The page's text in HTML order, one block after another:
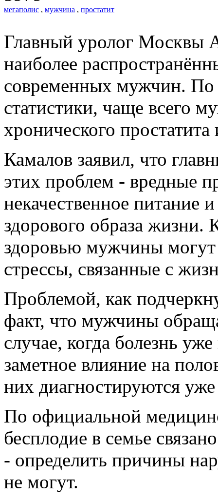
мегаполис , мужчина , простатит
Главный уролог Москвы
наиболее
современных мужчин.
статистики, чаще всего
хронического
Камалов заявил, что
этих проблем - вредные
некачественное питание
здорового образа жизни.
здоровью мужчины
стрессы, связанные с
Проблемой, как
факт, что мужчины
случае, когда болезнь
заметное влияние на
них диагностируются
По официальной
бесплодие в семье
- определить причины
не могут.